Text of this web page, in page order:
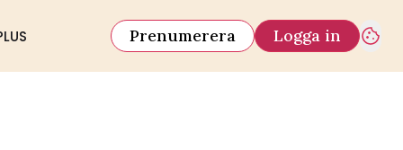
Prenumerera Logga in